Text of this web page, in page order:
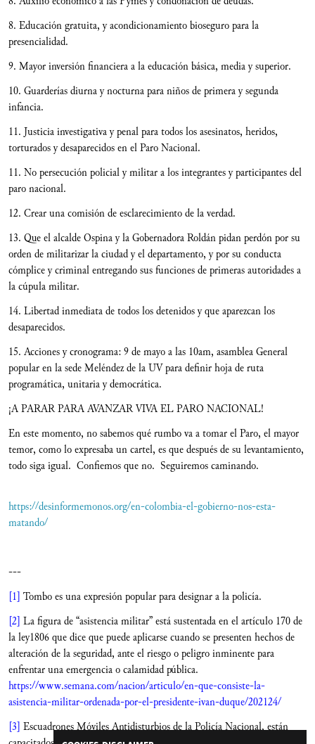
8. Educación gratuita, y acondicionamiento bioseguro para la
presencialidad.
9. Mayor inversión financiera a la educación básica, media y superior.
10. Guarderías diurna y nocturna para niños de primera y segunda
infancia.
11. Justicia investigativa y penal para todos los asesinatos, heridos,
torturados y desaparecidos en el Paro Nacional.
11. No persecución policial y militar a los integrantes y participantes del
paro nacional.
12. Crear una comisión de esclarecimiento de la verdad.
13. Que el alcalde Ospina y la Gobernadora Roldán pidan perdón por su
orden de militarizar la ciudad y el departamento, y por su conducta
cómplice y criminal entregando sus funciones de primeras autoridades a
la cúpula militar.
14. Libertad inmediata de todos los detenidos y que aparezcan los
desaparecidos.
15. Acciones y cronograma: 9 de mayo a las 10am, asamblea General
popular en la sede Meléndez de la UV para definir hoja de ruta
programática, unitaria y democrática.
¡A PARAR PARA AVANZAR VIVA EL PARO NACIONAL!
En este momento, no sabemos qué rumbo va a tomar el Paro, el mayor
temor, como lo expresaba un cartel, es que después de su levantamiento,
todo siga igual. Confiemos que no. Seguiremos caminando.
https://desinformemonos.org/en-colombia-el-gobierno-nos-esta-
matando/
---
[1] Tombo es una expresión popular para designar a la policía.
[2] La figura de “asistencia militar” está sustentada en el artículo 170 de
la ley1806 que dice que puede aplicarse cuando se presenten hechos de
alteración de la seguridad, ante el riesgo o peligro inminente para
enfrentar una emergencia o calamidad pública.
https://www.semana.com/nacion/articulo/en-que-consiste-la-
asistencia-militar-ordenada-por-el-presidente-ivan-duque/202124/
[3] Escuadrones Móviles Antidisturbios de la Policía Nacional, están